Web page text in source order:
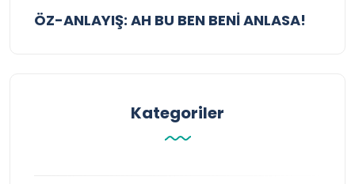
ÖZ-ANLAYIŞ: AH BU BEN BENİ ANLASA!
Kategoriler